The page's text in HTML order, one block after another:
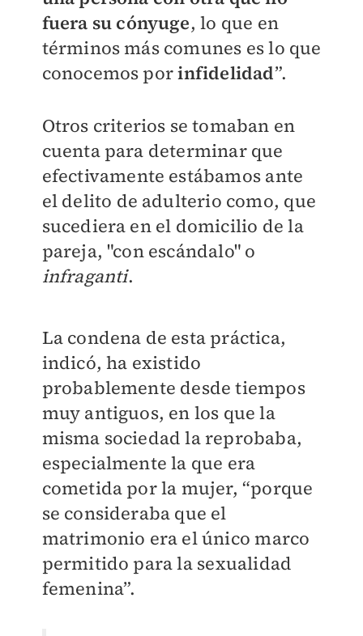
fuera su cónyuge, lo que en
términos más comunes es lo que
conocemos porinfidelidad”.
Otros criterios se tomaban en
cuenta para determinar que
efectivamente estábamos ante
el delito de adulterio como, que
sucediera en el domicilio de la
pareja, "con escándalo" o
infraganti.
La condena de esta práctica,
indicó, ha existido
probablemente desde tiempos
muy antiguos, en los que la
misma sociedad la reprobaba,
especialmente la que era
cometida por la mujer, “porque
se consideraba que el
matrimonio era el único marco
permitido para la sexualidad
femenina”.